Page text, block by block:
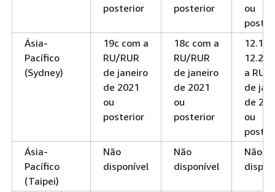
posterior
posterior
ou
Ásia-
Pacífico
(Sydney)
19c com a
RU/RUR
de janeiro
de 2021
ou
posterior
18c com a
RU/RUR
de janeiro
de 2021
ou
posterior
12.1 e
12.2
a RU/
de
de
ou
Ásia-
Pacífico
(Taipei)
Não
disponível
Não
disponível
Não